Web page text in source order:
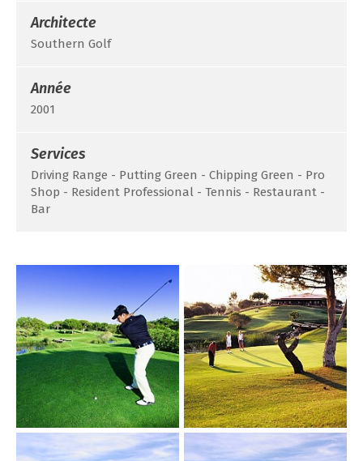
Architecte
Southern Golf
Année
2001
Services
Driving Range - Putting Green - Chipping Green - Pro
Shop - Resident Professional - Tennis - Restaurant -
Bar